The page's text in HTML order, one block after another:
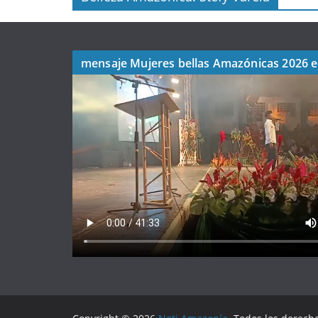
mensaje Mujeres bellas Amazónicas 2026